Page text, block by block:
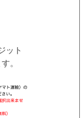
ット
。